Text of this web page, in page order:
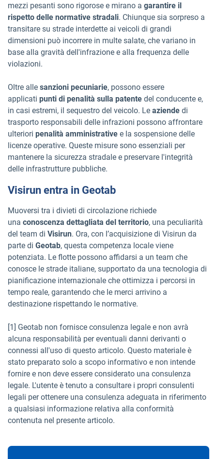
mezzi pesanti sono rigorose e mirano a garantire il
rispetto delle normative stradali. Chiunque sia sorpreso a
transitare su strade interdette ai veicoli di grandi
dimensioni può incorrere in multe salate, che variano in
base alla gravità dell'infrazione e alla frequenza delle
violazioni.
Oltre alle sanzioni pecuniarie, possono essere
applicati punti di penalità sulla patente del conducente e,
in casi estremi, il sequestro del veicolo. Le aziende di
trasporto responsabili delle infrazioni possono affrontare
ulteriori penalità amministrative e la sospensione delle
licenze operative. Queste misure sono essenziali per
mantenere la sicurezza stradale e preservare l'integrità
delle infrastrutture pubbliche.
Visirun entra in Geotab
Muoversi tra i divieti di circolazione richiede
una conoscenza dettagliata del territorio, una peculiarità
del team di Visirun. Ora, con l’acquisizione di Visirun da
parte di Geotab, questa competenza locale viene
potenziata. Le flotte possono affidarsi a un team che
conosce le strade italiane, supportato da una tecnologia di
pianificazione internazionale che ottimizza i percorsi in
tempo reale, garantendo che le merci arrivino a
destinazione rispettando le normative.
[1] Geotab non fornisce consulenza legale e non avrà
alcuna responsabilità per eventuali danni derivanti o
connessi all'uso di questo articolo. Questo materiale è
stato preparato solo a scopo informativo e non intende
fornire e non deve essere considerato una consulenza
legale. L'utente è tenuto a consultare i propri consulenti
legali per ottenere una consulenza adeguata in riferimento
a qualsiasi informazione relativa alla conformità
contenuta nel presente articolo.